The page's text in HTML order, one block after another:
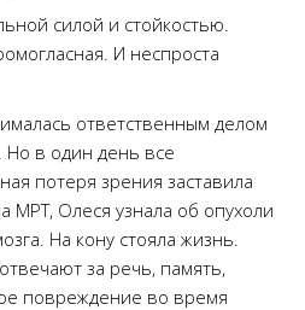
силой и стойкостью.
И неспроста
ответственным делом
Но в один день все
потеря зрения заставила
МРТ, Олеся узнала об опухоли
На кону стояла жизнь.
за речь, память,
повреждение во время